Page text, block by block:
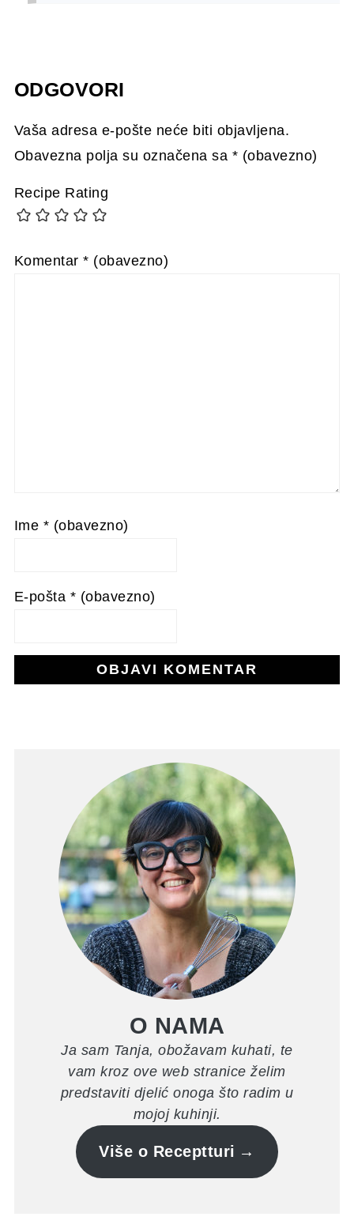
ODGOVORI
Vaša adresa e-pošte neće biti objavljena.
Obavezna polja su označena sa * (obavezno)
Recipe Rating
Komentar* (obavezno)
Ime * (obavezno)
E-pošta * (obavezno)
O NAMA
Ja sam Tanja, obožavam kuhati, te
vam kroz ove web stranice želim
predstaviti djelić onoga što radim u
mojoj kuhinji.
Više o Receptturi